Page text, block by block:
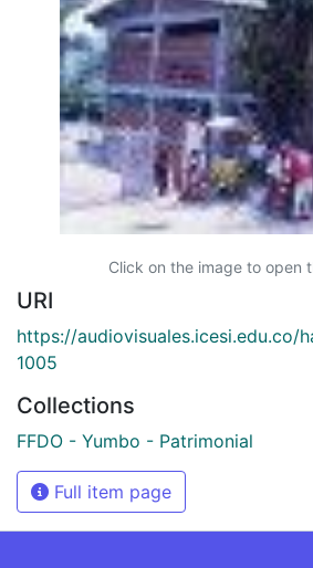
Click on the image to open
URI
https://audiovisuales.icesi.edu.co/
1005
Collections
FFDO - Yumbo - Patrimonial
Full item page